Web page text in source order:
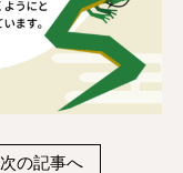
次の記事へ